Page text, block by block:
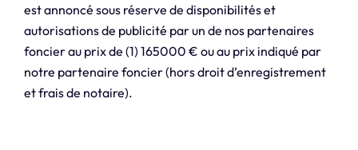
est annoncé sous réserve de disponibilités et
autorisations de publicité par un de nos partenaires
foncier au prix de (1) 165000 € ou au prix indiqué par
notre partenaire foncier (hors droit d’enregistrement
et frais de notaire).